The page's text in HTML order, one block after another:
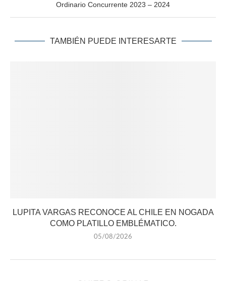
Ordinario Concurrente 2023 – 2024
TAMBIÉN PUEDE INTERESARTE
LUPITA VARGAS RECONOCE AL CHILE EN NOGADA
COMO PLATILLO EMBLÉMATICO.
05/08/2026